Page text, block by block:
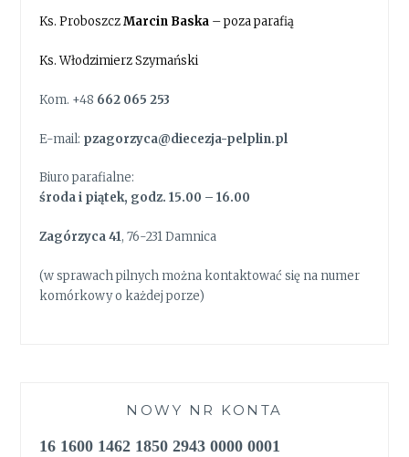
Ks. ProboszczMarcin Baska – poza parafią
Ks. Włodzimierz Szymański
Kom. +48 662 065 253
E-mail: pzagorzyca@diecezja-pelplin.pl
Biuro parafialne:
środa i piątek, godz. 15.00 – 16.00
Zagórzyca 41, 76-231 Damnica
(w sprawach pilnych można kontaktować się na numer
komórkowy o każdej porze)
NOWY NR KONTA
16 1600 1462 1850 2943 0000 0001